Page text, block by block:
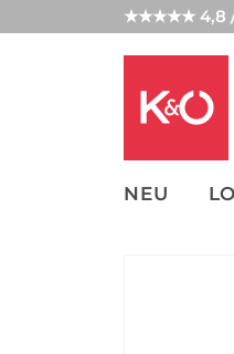
★★★★★ 4,8 /
NEU
NEW IN